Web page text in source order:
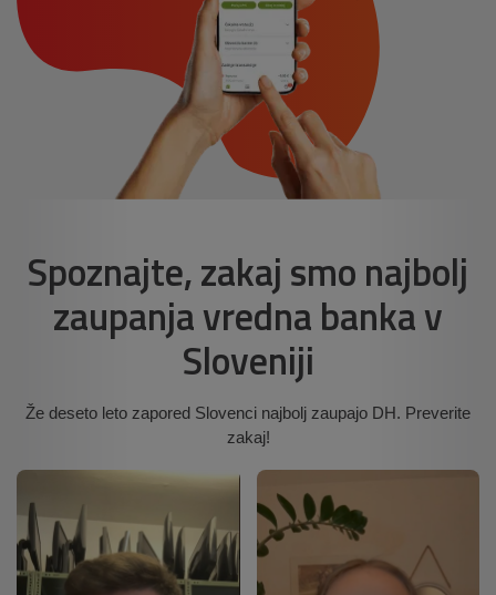
Spoznajte, zakaj smo najbolj
zaupanja vredna banka v
Sloveniji
Že deseto leto zapored Slovenci najbolj zaupajo DH. Preverite
zakaj!